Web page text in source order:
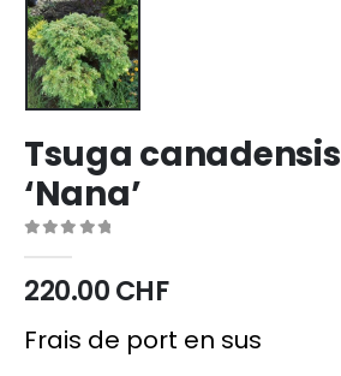
Tsuga canadensis
‘Nana’
220.00CHF
Frais de port en sus